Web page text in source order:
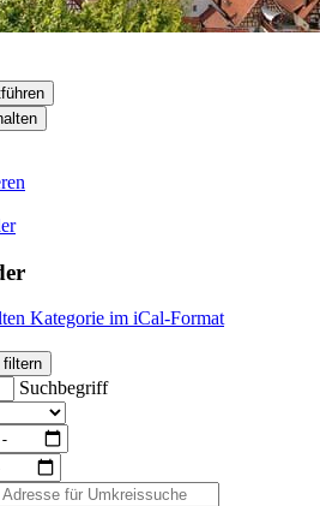
Kategorie im iCal-Format
filtern
Suchbegriff